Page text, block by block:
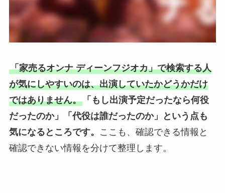
「家売るオンナ ディーンフジオカ」で検索する人
が気にしやすいのは、出演していたかどうかだけ
ではありません。「もし出演予定だったなら何役
だったのか」「代役は誰だったのか」という点も
気になるところです。
ここも、確認できる情報と
確認できない情報を分けて整理します。